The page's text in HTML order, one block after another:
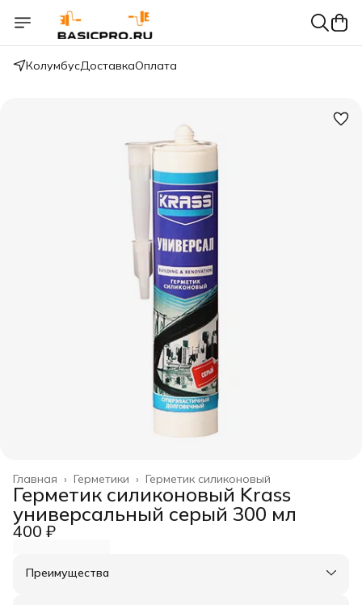
КолумбусДоставкаОплата
Герметик силиконовый
Герметики ›
Главная ›
Герметик силиконовый Krass
универсальный серый 300 мл
400 ₽
Преимущества
Оплата частями в Сплит